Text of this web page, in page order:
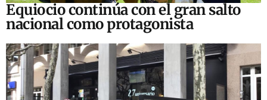
Equiocio continúa con el gran salto
nacional como protagonista